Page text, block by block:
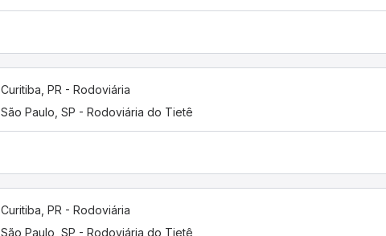
Curitiba, PR - Rodoviária
São Paulo, SP - Rodoviária do Tietê
Curitiba, PR - Rodoviária
São Paulo, SP - Rodoviária do Tietê